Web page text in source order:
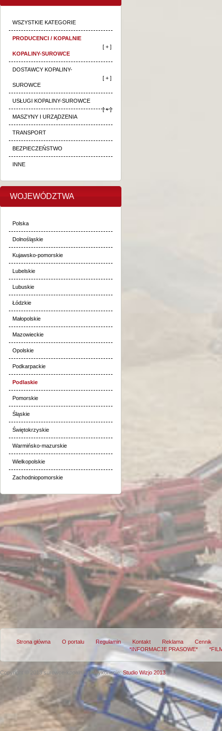
WSZYSTKIE KATEGORIE
PRODUCENCI / KOPALNIE
KOPALINY-SUROWCE
[ + ]
DOSTAWCY KOPALINY-
SUROWCE
[ + ]
USŁUGI KOPALINY-SUROWCE
[ + ]
MASZYNY I URZĄDZENIA
TRANSPORT
BEZPIECZEŃSTWO
INNE
WOJEWÓDZTWA
Polska
Dolnośląskie
Kujawsko-pomorskie
Lubelskie
Lubuskie
Łódzkie
Małopolskie
Mazowieckie
Opolskie
Podkarpackie
Podlaskie
Pomorskie
Śląskie
Świętokrzyskie
Warmińsko-mazurskie
Wielkopolskie
Zachodniopomorskie
Strona główna O portalu Regulamin Kontakt Reklama
Cennik
*INFORMACJE PRASOWE*
Copyright © 2013 surowce-kopalnie.plWykonanie:Studio Wizjo 2013